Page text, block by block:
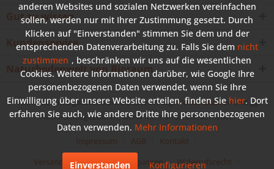
Gut zu wissen
Kundenservice
Naturbodenwelt von Bioraum
* Alle Preise inkl. gesetzl. Mehrwertsteuer zzgl.Versandkostenund ggf.
Nachnahmegebühren, wenn nicht anders beschrieben
Impressum AGB
Kontakt
Versand und Zahlungsbedingungen
Widerrufsrecht
anderen Websites und sozialen Netzwerken vereinfachen
sollen, werden nur mit Ihrer Zustimmung gesetzt. Durch
Klicken auf "Einverstanden" stimmen Sie dem und der
entsprechenden Datenverarbeitung zu. Falls Sie dem nicht
zustimmen , beschränken wir uns auf die wesentlichen
Cookies. Weitere Informationen darüber, wie Google Ihre
personenbezogenen Daten verwendet, wenn Sie Ihre
Einwilligung über unsere Website erteilen, finden Siehier. Dort
erfahren Sie auch, wie andere Dritte Ihre personenbezogenen
Daten verwenden. Mehr Informationen
Einverstanden Konfigurieren